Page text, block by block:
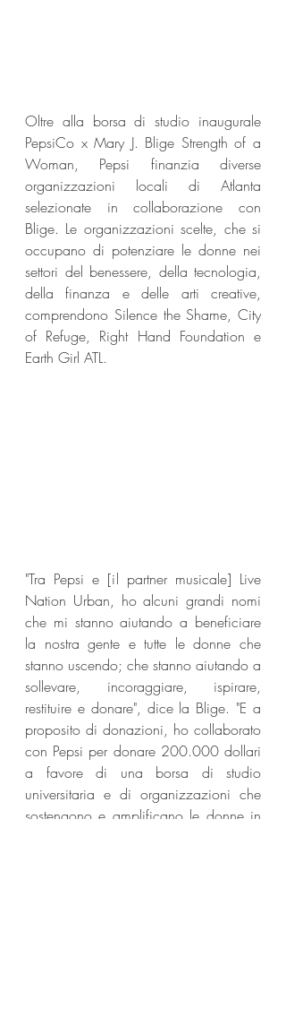
Oltre alla borsa di studio inaugurale
PepsiCo x Mary J. Blige Strength of a
Woman, Pepsi finanzia diverse
organizzazioni locali di Atlanta
selezionate in collaborazione con
Blige. Le organizzazioni scelte, che si
occupano di potenziare le donne nei
settori del benessere, della tecnologia,
della finanza e delle arti creative,
comprendono Silence the Shame, City
of Refuge, Right Hand Foundation e
Earth Girl ATL.
"Tra Pepsi e [il partner musicale] Live
Nation Urban, ho alcuni grandi nomi
che mi stanno aiutando a beneficiare
la nostra gente e tutte le donne che
stanno uscendo; che stanno aiutando a
sollevare, incoraggiare, ispirare,
restituire e donare", dice la Blige. "E a
proposito di donazioni, ho collaborato
con Pepsi per donare 200.000 dollari
a favore di una borsa di studio
universitaria e di organizzazioni che
sostengono e amplificano le donne in